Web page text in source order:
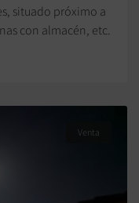
situado próximo a
con almacén, etc.
Venta